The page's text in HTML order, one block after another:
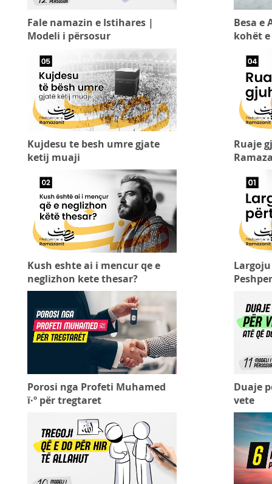
Fale namazin e Istihares |
Modeli i përsosur
Besa e
kohët
Kujdesu te besh umre gjate
ketij muaji
Ruaje
Kush eshte ai i mencur qe e
neglizhon kete thesar?
Porosi nga Profeti Muhamed
ï·º për tregtaret
Duaje
vete